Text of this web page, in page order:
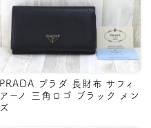
PRADA プラダ 長財布 サフィ
アーノ 三角ロゴ ブラック メン
ズ